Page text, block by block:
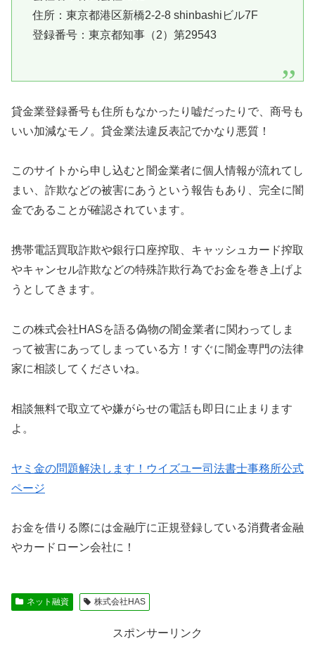
住所：東京都港区新橋2-2-8 shinbashiビル7F
登録番号：東京都知事（2）第29543
貸金業登録番号も住所もなかったり嘘だったりで、商号も
いい加減なモノ。貸金業法違反表記でかなり悪質！
このサイトから申し込むと闇金業者に個人情報が流れてし
まい、詐欺などの被害にあうという報告もあり、完全に闇
金であることが確認されています。
携帯電話買取詐欺や銀行口座搾取、キャッシュカード搾取
やキャンセル詐欺などの特殊詐欺行為でお金を巻き上げよ
うとしてきます。
この株式会社HASを語る偽物の闇金業者に関わってしま
って被害にあってしまっている方！すぐに闇金専門の法律
家に相談してくださいね。
相談無料で取立てや嫌がらせの電話も即日に止まります
よ。
ヤミ金の問題解決します！ウイズユー司法書士事務所公式
ページ
お金を借りる際には金融庁に正規登録している消費者金融
やカードローン会社に！
ネット融資 株式会社HAS
スポンサーリンク